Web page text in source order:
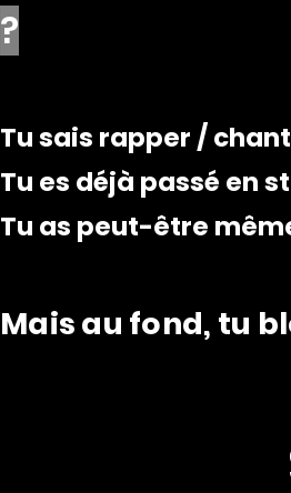
?
Tu sais rapper /
Tu es déjà passé en
Tu as peut-être
Mais au fond, tu